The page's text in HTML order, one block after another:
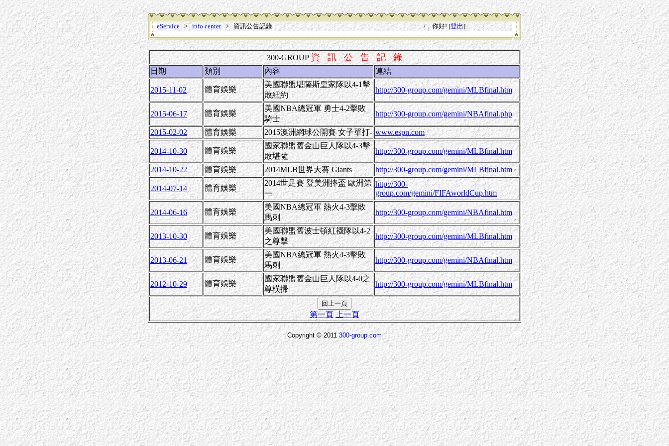
eService>info center> 資訊公告記錄 /，你好! [登出]
300-GROUP資 訊 公 告 記 錄
日期 類別 內容 連結
2015-11-02 體育娛樂
美國聯盟堪薩斯皇家隊以4-1擊
敗紐約
http://300-group.com/gemini/MLBfinal.htm
2015-06-17 體育娛樂
美國NBA總冠軍 勇士4-2擊敗
騎士
http://300-group.com/gemini/NBAfinal.php
2015-02-02 體育娛樂 2015澳洲網球公開賽 女子單打- www.espn.com
2014-10-30 體育娛樂
國家聯盟舊金山巨人隊以4-3擊
敗堪薩
http://300-group.com/gemini/MLBfinal.htm
2014-10-22 體育娛樂 2014MLB世界大賽 Giants http://300-group.com/gemini/MLBfinal.htm
2014-07-14 體育娛樂
2014世足賽 登美洲捧盃 歐洲第
一
http://300-
group.com/gemini/FIFAworldCup.htm
2014-06-16 體育娛樂
美國NBA總冠軍 熱火4-3擊敗
馬刺
http://300-group.com/gemini/NBAfinal.htm
2013-10-30 體育娛樂
美國聯盟舊波士頓紅襪隊以4-2
之尊擊
http://300-group.com/gemini/MLBfinal.htm
2013-06-21 體育娛樂
美國NBA總冠軍 熱火4-3擊敗
馬刺
http://300-group.com/gemini/NBAfinal.htm
2012-10-29 體育娛樂
國家聯盟舊金山巨人隊以4-0之
尊橫掃
http://300-group.com/gemini/MLBfinal.htm
第一頁 上一頁
Copyright © 2011300-group.com